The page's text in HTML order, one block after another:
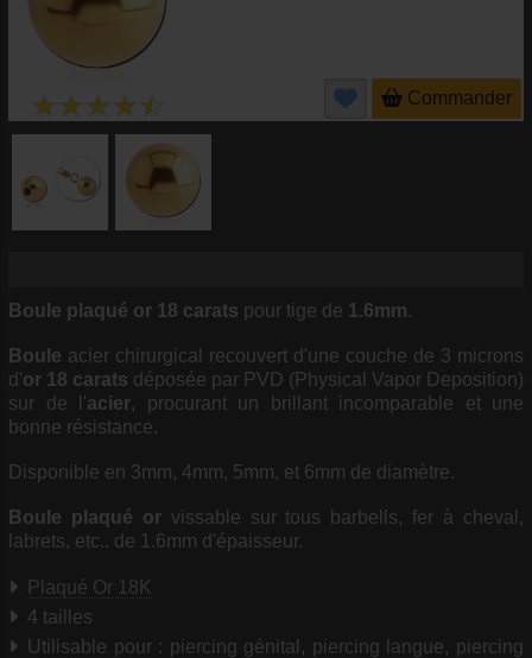
Commander
Boule plaqué or 18 carats pour tige de 1.6mm.
Boule acier chirurgical recouvert d'une couche de 3 microns
d'or 18 carats déposée par PVD (Physical Vapor Deposition)
sur de l'acier, procurant un brillant incomparable et une
bonne résistance.
Disponible en 3mm, 4mm, 5mm, et 6mm de diamètre.
Boule plaqué orvissable sur tous barbells, fer à cheval,
labrets, etc.. de 1.6mm d'épaisseur.
Plaqué Or 18K
4 tailles
Utilisable pour : piercing génital, piercing langue, piercing